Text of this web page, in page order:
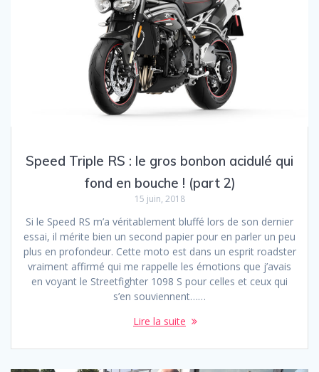
Speed Triple RS : le gros bonbon acidulé qui
fond en bouche ! (part 2)
15 juin, 2018
Si le Speed RS m’a véritablement bluffé lors de son dernier
essai, il mérite bien un second papier pour en parler un peu
plus en profondeur. Cette moto est dans un esprit roadster
vraiment affirmé qui me rappelle les émotions que j’avais
en voyant le Streetfighter 1098 S pour celles et ceux qui
s’en souviennent……
Lire la suite